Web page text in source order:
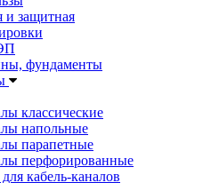
и защитная
фундаменты
классические
напольные
парапетные
перфорированные
кабель-каналов